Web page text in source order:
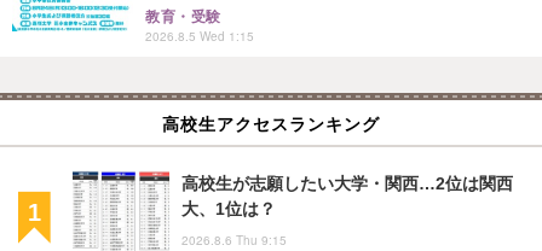
教育・受験
2026.8.5 Wed 1:15
高校生アクセスランキング
高校生が志願したい大学・関西…2位は関西
大、1位は？
2026.8.6 Thu 9:15